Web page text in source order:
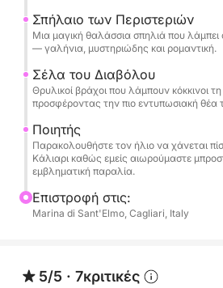
συμπεριλαμβανομένων
όπως το Mari Pintau και άλλων
Κατά τη διάρκεια της
χρόνο για να απολαύσετε τη
κολύμβηση με αναπνευστήρα
χαλαρώσετε μακριά από τα
μπορείτε να χαλαρώσετε, να
ή να απολαύσετε τοστ,
εκπληκτική θέα.
Μια μεγαλύτερη και πιο
το Βιλασίμιους, βιώνοντας τη
Σπήλαιο των Περιστεριών
Μια μαγική θαλάσσια σπηλιά που
— γαλήνια, μυστηριώδης και ρομαντική.
Σέλα του Διαβόλου
Θρυλικοί βράχοι που λάμπουν κόκκινοι
προσφέροντας την πιο εντυπωσιακή θέα
Ποιητής
Παρακολουθήστε τον ήλιο να χάνεται
Κάλιαρι καθώς εμείς αιωρούμαστε
εμβληματική παραλία.
Επιστροφή στις:
Marina di Sant'Elmo, Cagliari, Italy
5/5 · 7κριτικές